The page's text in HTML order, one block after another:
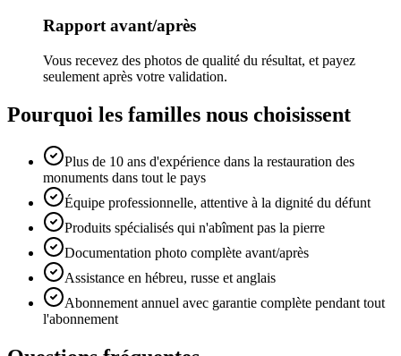
Rapport avant/après
Vous recevez des photos de qualité du résultat, et payez
seulement après votre validation.
Pourquoi les familles nous choisissent
Plus de 10 ans d'expérience dans la restauration des
monuments dans tout le pays
Équipe professionnelle, attentive à la dignité du défunt
Produits spécialisés qui n'abîment pas la pierre
Documentation photo complète avant/après
Assistance en hébreu, russe et anglais
Abonnement annuel avec garantie complète pendant tout
l'abonnement